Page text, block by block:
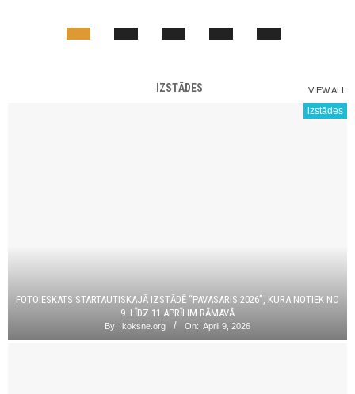
IZSTĀDES VIEW ALL
izstādes
FOTOIESKATS STARTAUTISKAJĀ IZSTĀDĒ “PAVASARIS 2026”, KURA NOTIEK NO
9. LĪDZ 11.APRĪLIM RĀMAVĀ
By: koksne.org On: April 9, 2026